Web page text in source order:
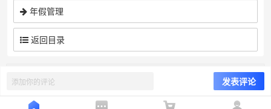
年假管理
返回目录
8.6